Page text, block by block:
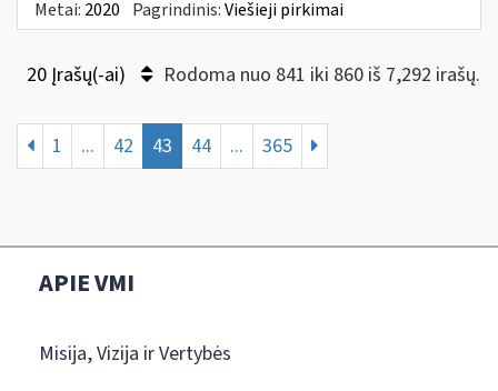
Metai: 2020 Pagrindinis:Viešieji pirkimai
20 Įrašų(-ai) Rodoma nuo 841 iki 860 iš 7,292 irašų.
1 ... 42 43 44 ... 365
APIE VMI
Misija, Vizija ir Vertybės